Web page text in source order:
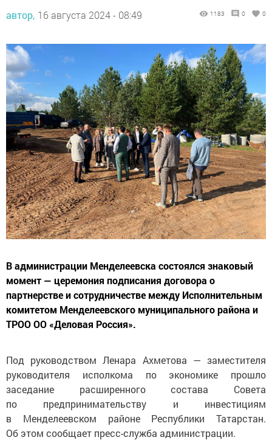
автор, 16 августа 2024 - 08:49 1183 0 0
В администрации Менделеевска состоялся знаковый
момент — церемония подписания договора о
партнерстве и сотрудничестве между Исполнительным
комитетом Менделеевского муниципального района и
ТРОО ОО «Деловая Россия».
Под руководством Ленара Ахметова — заместителя
руководителя исполкома по экономике прошло
заседание расширенного состава Совета
по предпринимательству и инвестициям
в Менделеевском районе Республики Татарстан.
Об этом сообщает пресс-служба администрации.